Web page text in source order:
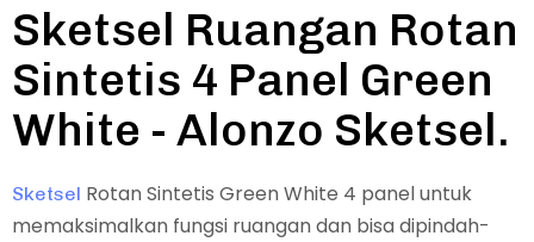
Sketsel Ruangan Rotan
Sintetis 4 Panel Green
White - Alonzo Sketsel.
Sketsel Rotan Sintetis Green White 4 panel untuk
memaksimalkan fungsi ruangan dan bisa dipindah-